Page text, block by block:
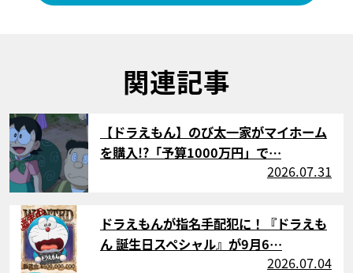
関連記事
サムネイル
【ドラえもん】のび太一家がマイホーム
を購入!?「予算1000万円」で…
2026.07.31
ドラえもんが指名手配犯に！『ドラえも
ん 誕生日スペシャル』が9月6…
2026.07.04